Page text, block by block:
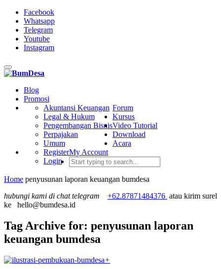
Facebook
Whatsapp
Telegram
Youtube
Instagram
Toggle
navigation
Blog
Promosi
Forum
Akuntansi Keuangan
Legal & Hukum
Pengembangan Bisnis
Perpajakan
Umum
Kursus
Video Tutorial
Download
Acara
My Account
Register
Login
Home penyusunan laporan keuangan bumdesa
hubungi kami di chat telegram
+62.87871484376 atau kirim surel
ke
hello@bumdesa.id
Tag Archive for: penyusunan laporan
keuangan bumdesa
+